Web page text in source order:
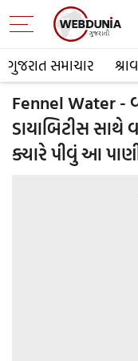
ગુજરાત સમાચાર
Fennel Water -
ડાયાબિટીસ સાથે
ક્યારે પીવું આ